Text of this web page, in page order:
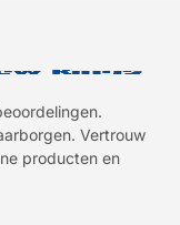
Vertrouw
producten en